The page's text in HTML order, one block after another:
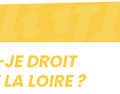
DROIT
LOIRE ?